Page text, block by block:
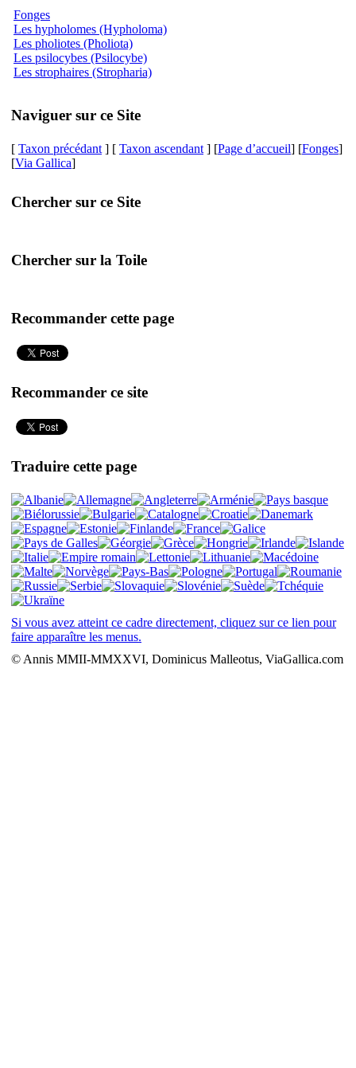
Fonges
Les hypholomes (Hypholoma)
Les pholiotes (Pholiota)
Les psilocybes (Psilocybe)
Les strophaires (Stropharia)
Naviguer sur ce Site
[ Taxon précédant ] [ Taxon ascendant ] [Page d’accueil] [Fonges]
[Via Gallica]
Chercher sur ce Site
Chercher sur la Toile
Recommander cette page
Recommander ce site
Traduire cette page
Si vous avez atteint ce cadre directement, cliquez sur ce lien pour
faire apparaître les menus.
© Annis MMII-MMXXVI, Dominicus Malleotus, ViaGallica.com